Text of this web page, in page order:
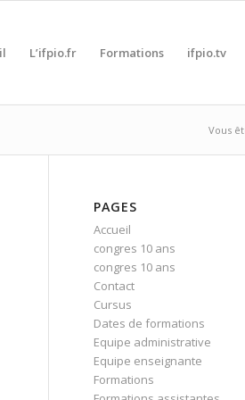
L’ifpio.fr Formations ifpio.tv
Vous
PAGES
Accueil
congres 10 ans
congres 10 ans
Contact
Cursus
Dates de formations
Equipe administrative
Equipe enseignante
Formations